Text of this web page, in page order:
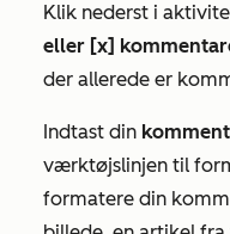
Klik nederst i
eller [x]
der allerede er
Indtast din
værktøjslinjen til
formatere din